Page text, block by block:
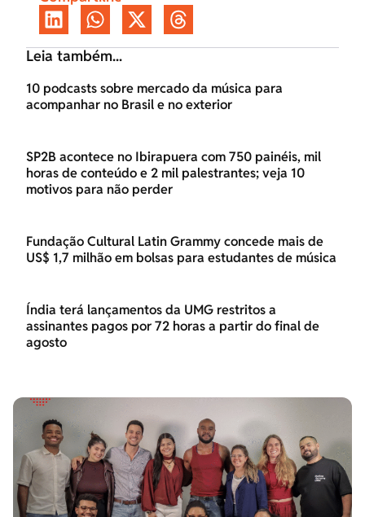
Leia também...
10 podcasts sobre mercado da música para
acompanhar no Brasil e no exterior
SP2B acontece no Ibirapuera com 750 painéis, mil
horas de conteúdo e 2 mil palestrantes; veja 10
motivos para não perder
Fundação Cultural Latin Grammy concede mais de
US$ 1,7 milhão em bolsas para estudantes de música
Índia terá lançamentos da UMG restritos a
assinantes pagos por 72 horas a partir do final de
agosto